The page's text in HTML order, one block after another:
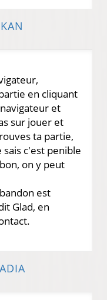
en cliquant
et
sur jouer et
ta partie,
sais c'est penible
on y peut
est
Glad, en